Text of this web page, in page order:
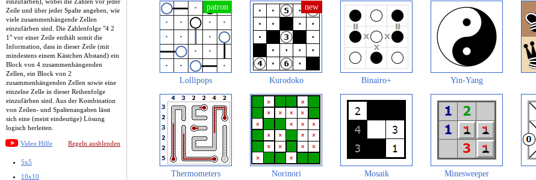
Zeile und über jeder Spalte angeben, wie
viele zusammenhängende Zellen
einzufärben sind. Die Zahlenfolge "4 2
1" vor einer Zeile enthält somit die
Information, dass in dieser Zeile (mit
mindestens einem Kästchen Abstand) ein
Block von 4 zusammenhängenden
Zellen, ein Block von 2
zusammenhängenden Zellen sowie eine
einzelne Zelle in dieser Reihenfolge
einzufärben sind. Aus der Kombination
von Zeilen- und Spaltenangaben lässt
sich eine (meist eindeutige) Lösung
logisch herleiten.
Video Hilfe Regeln ausblenden
5x5
10x10
Lollipops Kurodoko Binairo+ Yin-Yang
Thermometers Norinori Mosaik Minesweeper